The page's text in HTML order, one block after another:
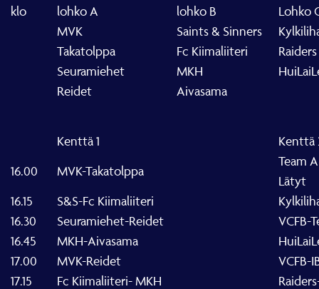
klo lohko A lohko B
Lohko
MVK
Saints & Sinners
Takatolppa
Fc Kiimaliiteri
Raiders
Seuramiehet
MKH
Reidet
Aivasama
Kenttä 1
Kenttä
16.00
MVK-Takatolppa
Team
Lätyt
16.15
S&S-Fc Kiimaliiteri
16.30
Seuramiehet-Reidet
VCFB-
16.45
MKH-Aivasama
17.00
MVK-Reidet
VCFB-
17.15
Fc Kiimaliiteri- MKH